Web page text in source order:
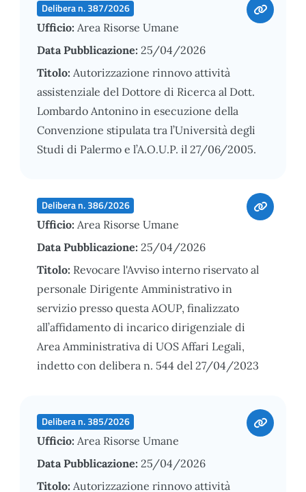
Delibera n. 387/2026
Ufficio: Area Risorse Umane
Data Pubblicazione: 25/04/2026
Titolo: Autorizzazione rinnovo attività
assistenziale del Dottore di Ricerca al Dott.
Lombardo Antonino in esecuzione della
Convenzione stipulata tra l’Università degli
Studi di Palermo e l’A.O.U.P. il 27/06/2005.
Delibera n. 386/2026
Ufficio: Area Risorse Umane
Data Pubblicazione: 25/04/2026
Titolo: Revocare l'Avviso interno riservato al
personale Dirigente Amministrativo in
servizio presso questa AOUP, finalizzato
all’affidamento di incarico dirigenziale di
Area Amministrativa di UOS Affari Legali,
indetto con delibera n. 544 del 27/04/2023
Delibera n. 385/2026
Ufficio: Area Risorse Umane
Data Pubblicazione: 25/04/2026
Titolo: Autorizzazione rinnovo attività